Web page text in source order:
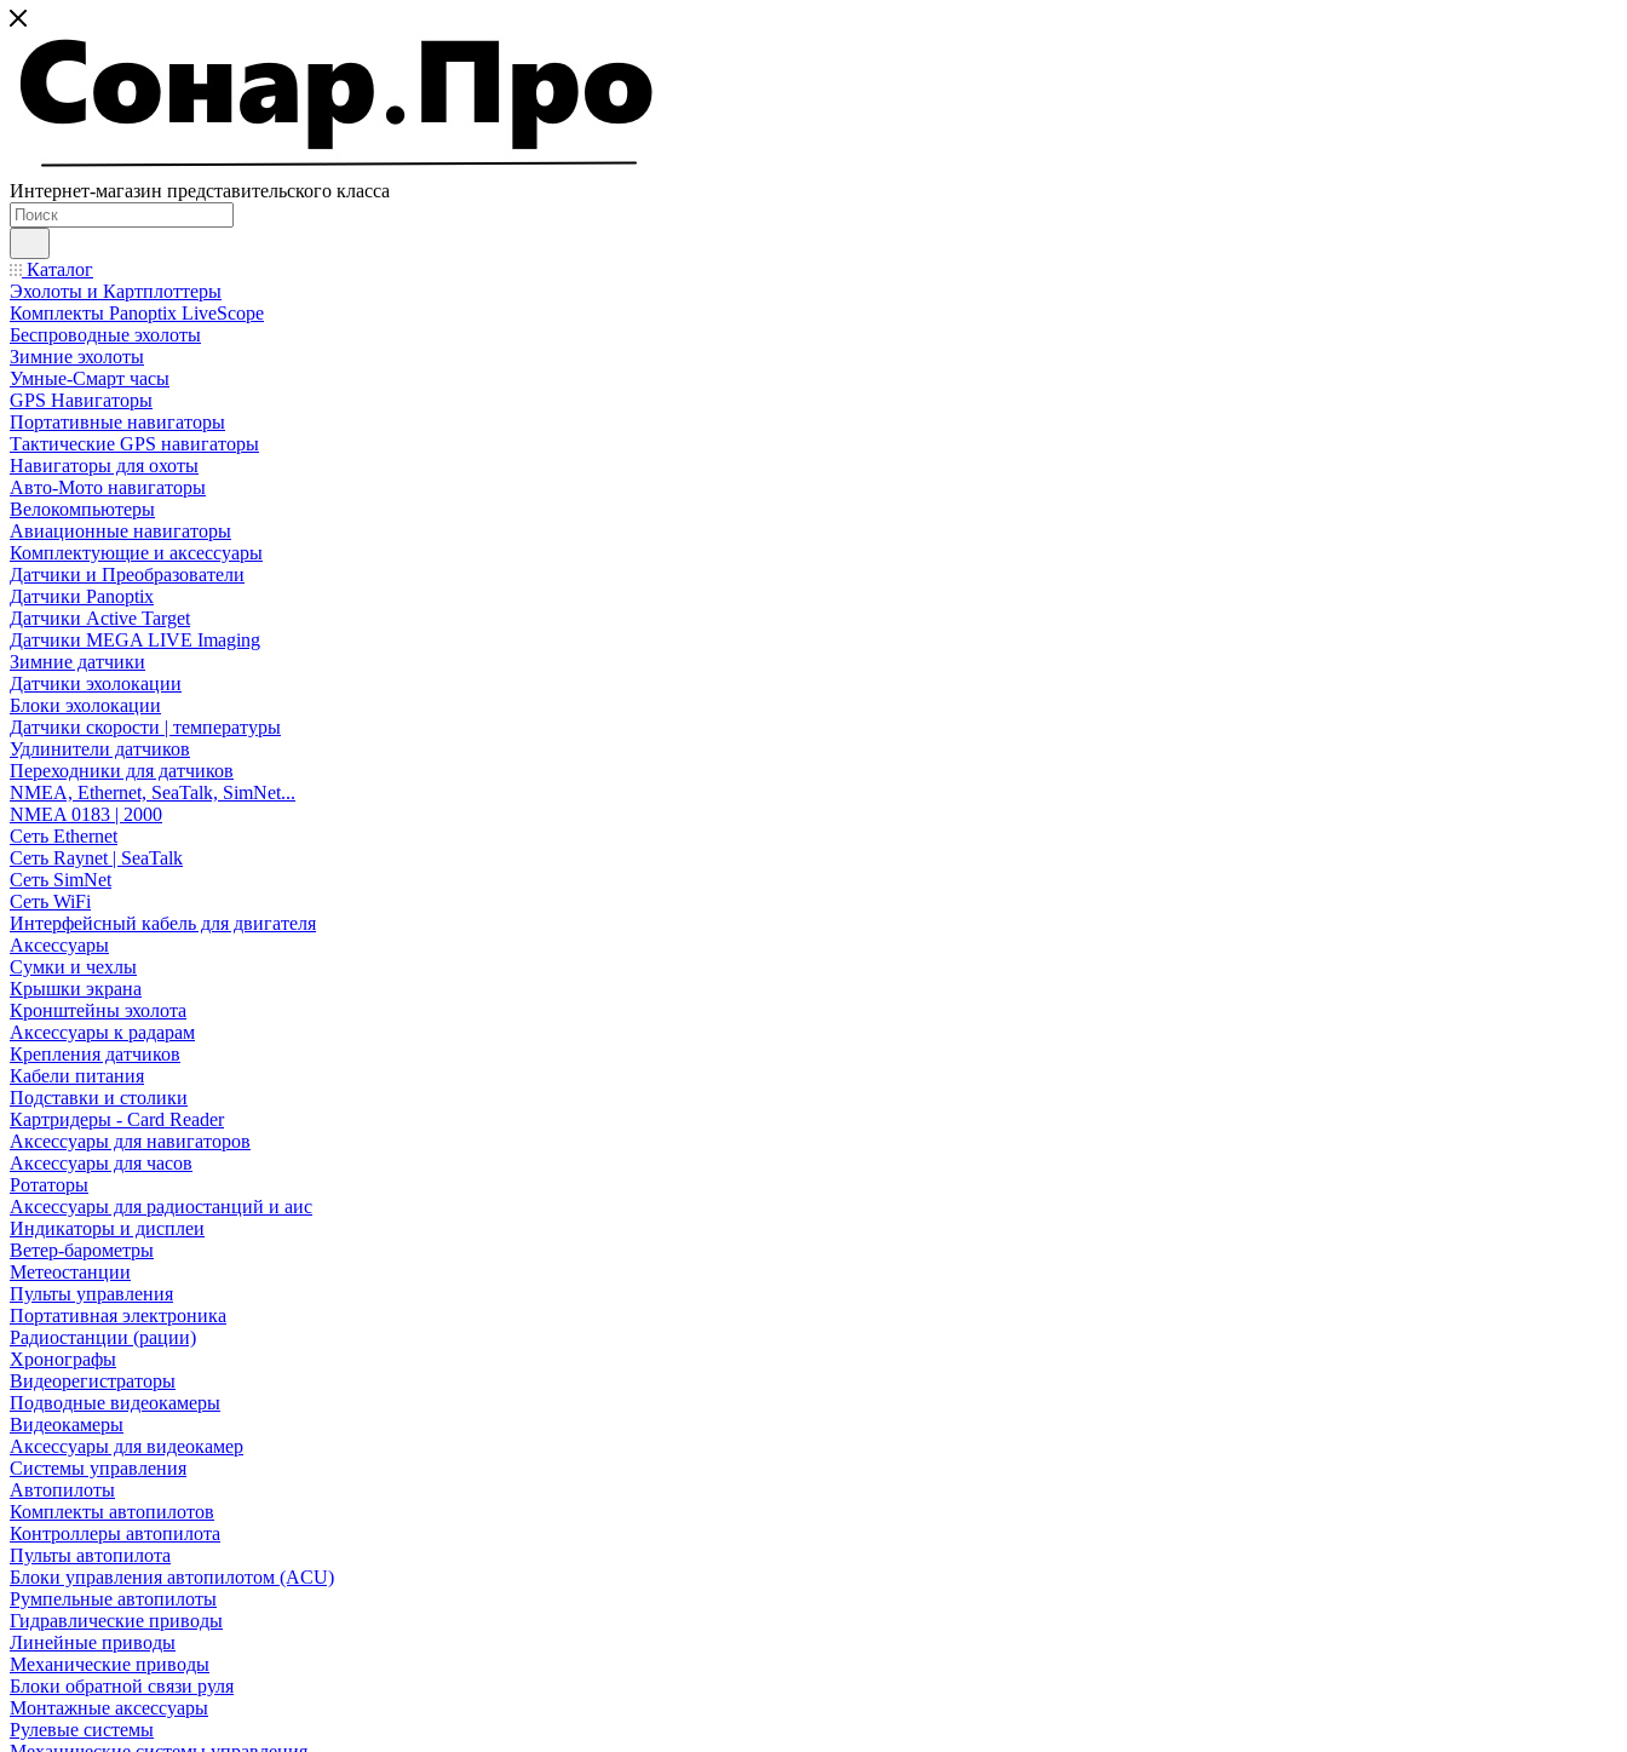
Интернет-магазин представительского класса
Каталог
Эхолоты и Картплоттеры
Комплекты Panoptix LiveScope
Беспроводные эхолоты
Зимние эхолоты
Умные-Смарт часы
GPS Навигаторы
Портативные навигаторы
Тактические GPS навигаторы
Навигаторы для охоты
Авто-Мото навигаторы
Велокомпьютеры
Авиационные навигаторы
Комплектующие и аксессуары
Датчики и Преобразователи
Датчики Panoptix
Датчики Active Target
Датчики MEGA LIVE Imaging
Зимние датчики
Датчики эхолокации
Блоки эхолокации
Датчики скорости | температуры
Удлинители датчиков
Переходники для датчиков
NMEA, Ethernet, SeaTalk, SimNet...
NMEA 0183 | 2000
Сеть Ethernet
Сеть Raynet | SeaTalk
Сеть SimNet
Сеть WiFi
Интерфейсный кабель для двигателя
Аксессуары
Сумки и чехлы
Крышки экрана
Кронштейны эхолота
Аксессуары к радарам
Крепления датчиков
Кабели питания
Подставки и столики
Картридеры - Card Reader
Аксессуары для навигаторов
Аксессуары для часов
Ротаторы
Аксессуары для радиостанций и аис
Индикаторы и дисплеи
Ветер-барометры
Метеостанции
Пульты управления
Портативная электроника
Радиостанции (рации)
Хронографы
Видеорегистраторы
Подводные видеокамеры
Видеокамеры
Аксессуары для видеокамер
Системы управления
Автопилоты
Комплекты автопилотов
Контроллеры автопилота
Пульты автопилота
Блоки управления автопилотом (ACU)
Румпельные автопилоты
Гидравлические приводы
Линейные приводы
Механические приводы
Блоки обратной связи руля
Монтажные аксессуары
Рулевые системы